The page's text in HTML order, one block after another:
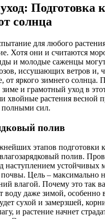
Подготовка
солнца
для любого
Хотя они и считаются
и молодые саженцы могут
иссушающих ветров и,
от яркого зимнего солнца.
зиме и грамотный уход в
хвойные растения весной
сил.
полив
этапов подготовки к
полив.
наступлением устойчивых
Цель – максимально
влагой. Почему это так
воду даже зимой, особенно
сухой и замерзшей,
и растение начнет